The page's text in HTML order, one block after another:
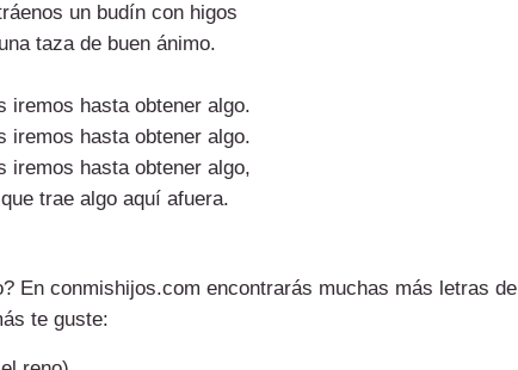
un budín con higos
taza de buen ánimo.
iremos hasta obtener algo.
iremos hasta obtener algo.
iremos hasta obtener algo,
trae algo aquí afuera.
En conmishijos.com encontrarás muchas más letras de
te guste: